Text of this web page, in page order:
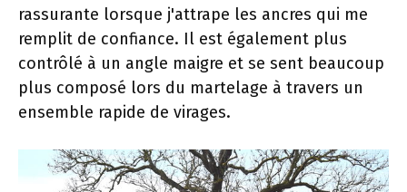
rassurante lorsque j'attrape les ancres qui me
remplit de confiance. Il est également plus
contrôlé à un angle maigre et se sent beaucoup
plus composé lors du martelage à travers un
ensemble rapide de virages.